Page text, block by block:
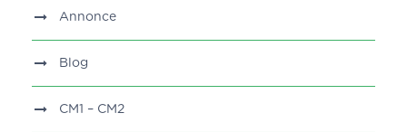
Annonce
Blog
CM1 – CM2